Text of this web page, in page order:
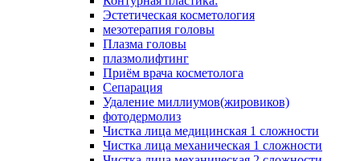
Эстетическая косметология
мезотерапия головы
Плазма головы
плазмолифтинг
Приём врача косметолога
Сепарация
Удаление миллиумов(жировиков)
фотодермолиз
Чистка лица медицинская 1 сложности
Чистка лица механическая 1 сложности